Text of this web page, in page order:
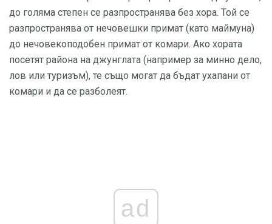
до голяма степен се разпространява без хора. Той се
разпространява от нечовешки примат (като маймуна)
до нечовекоподобен примат от комари. Ако хората
посетят района на джунглата (например за минно дело,
лов или туризъм), те също могат да бъдат ухапани от
комари и да се разболеят.
ad